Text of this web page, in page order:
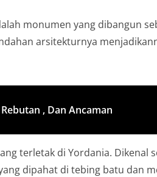
monumen yang dibangun
arsitekturnya
, Dan Ancaman
terletak di Yordania. Dikenal
dipahat di tebing batu dan